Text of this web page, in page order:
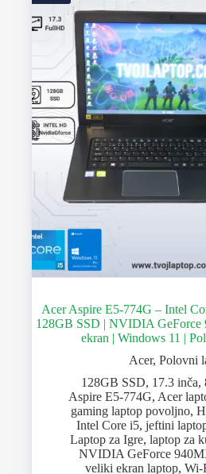
Acer Aspire E5-774G – Intel
128GB SSD | NVIDIA GeForce
ekran | Windows 11 |
Acer,Polovni
128GB SSD, 17.3 inča,
Aspire E5-774G, Acer
gaming laptop povoljno,
Intel Core i5,jeftini
Laptop za Igre, laptop za
NVIDIA GeForce
veliki ekran laptop,Wi-